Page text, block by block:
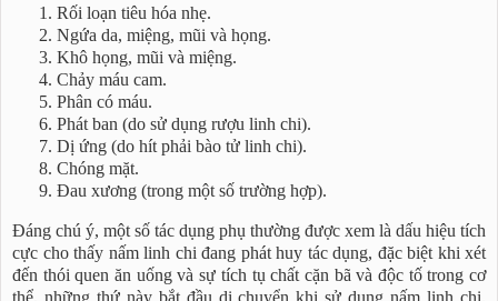
Rối loạn tiêu hóa nhẹ.
Ngứa da, miệng, mũi và họng.
Khô họng, mũi và miệng.
Chảy máu cam.
Phân có máu.
Phát ban (do sử dụng rượu linh chi).
Dị ứng (do hít phải bào tử linh chi).
Chóng mặt.
Đau xương (trong một số trường hợp).
Đáng chú ý, một số tác dụng phụ thường được xem là dấu hiệu tích
cực cho thấy nấm linh chi đang phát huy tác dụng, đặc biệt khi xét
đến thói quen ăn uống và sự tích tụ chất cặn bã và độc tố trong cơ